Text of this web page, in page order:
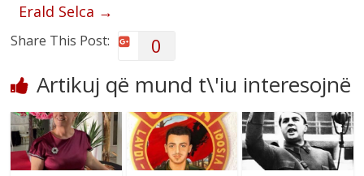
Erald Selca →
Share This Post: 0
Artikuj që mund t\'iu interesojnë